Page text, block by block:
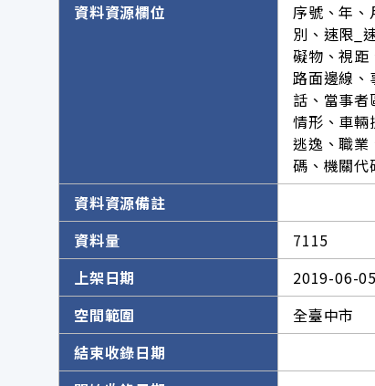
資料資源欄位
序號、年、
別、速限_
礙物、視距
路面邊線、
話、當事
情形、車輛
逃逸、職業
碼、機關代
資料資源備註
資料量
7115
上架日期
2019-06-05
空間範圍
全臺中市
結束收錄日期